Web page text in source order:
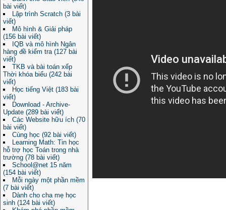
bài viết)
Lập trình Scratch (3 bài
viết)
Mô hình & Giải pháp
(156 bài viết)
IQB và mô hình Ngân
hàng đề kiểm tra (127 bài
viết)
TKB và bài toán xếp
Thời khóa biểu (242 bài
viết)
Học tiếng Việt (183 bài
viết)
Download - Archive-
Update (289 bài viết)
Các Website hữu ích (70
bài viết)
Cùng học (92 bài viết)
Learning Math: Tin học
hỗ trợ học Toán trong nhà
trường (78 bài viết)
School@net 15 năm
(154 bài viết)
Mỗi ngày một phần mềm
(7 bài viết)
Dành cho cha mẹ học
sinh (124 bài viết)